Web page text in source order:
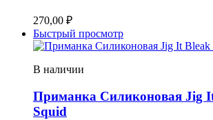
270,00 ₽
Быстрый просмотр
В наличии
Приманка Силиконовая Jig
Squid